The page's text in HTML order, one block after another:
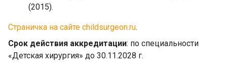
(2015).
Страничка на сайте childsurgeon.ru.
Срок действия аккредитации: по специальности
«Детская хирургия» до 30.11.2028 г.